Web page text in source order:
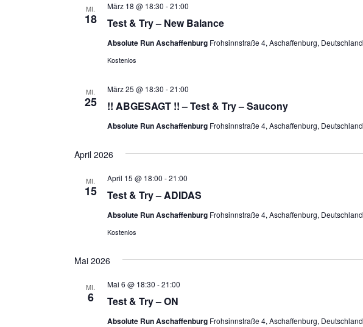
MI.
18 Test & Try – New Balance
März 18 @ 18:30 -21:00
Absolute Run Aschaffenburg Frohsinnstraße 4, Aschaffenburg, Deutschland
Kostenlos
MI.
25 !! ABGESAGT !! – Test & Try – Saucony
März 25 @ 18:30 -21:00
Absolute Run Aschaffenburg Frohsinnstraße 4, Aschaffenburg, Deutschland
April 2026
MI.
15 Test & Try – ADIDAS
April 15 @ 18:00 -21:00
Absolute Run Aschaffenburg Frohsinnstraße 4, Aschaffenburg, Deutschland
Kostenlos
Mai 2026
MI.
6 Test & Try – ON
Mai 6 @ 18:30 -21:00
Absolute Run Aschaffenburg Frohsinnstraße 4, Aschaffenburg, Deutschland